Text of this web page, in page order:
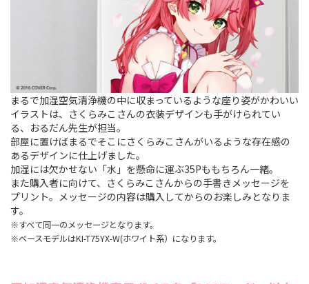
まるで加湿空気清浄機の中に収まっているような座り姿がかわいい
イラストは、さくらみこさんの衣装デザインも手がけられてい
る、おるだん先生が担当。
部屋に置けばまるでそこにさくらみこさんがいるような存在感の
あるデザインに仕上げました。
加湿には欠かせない「水」を懸命に運ぶ35Pももちろん一緒。
また購入者に向けて、さくらみこさんからの手書きメッセージを
プリント。メッセージの内容は購入してからのお楽しみとなりま
す。
※すべて同一のメッセージとなります。
※ベースモデルはKI-T75YX-W(ホワイト系）になります。